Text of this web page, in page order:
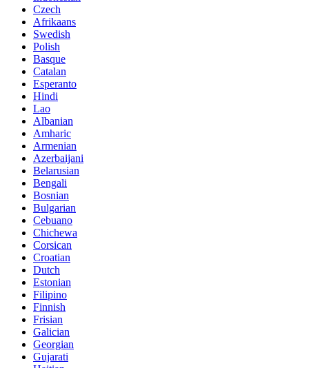
Czech
Afrikaans
Swedish
Polish
Basque
Catalan
Esperanto
Hindi
Lao
Albanian
Amharic
Armenian
Azerbaijani
Belarusian
Bengali
Bosnian
Bulgarian
Cebuano
Chichewa
Corsican
Croatian
Dutch
Estonian
Filipino
Finnish
Frisian
Galician
Georgian
Gujarati